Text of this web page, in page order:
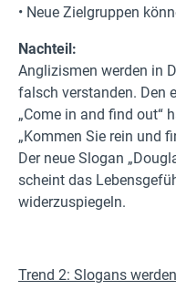
• Neue Zielgruppen
Nachteil:
Anglizismen werden in
falsch verstanden. Den
„Come in and find out“
„Kommen Sie rein und
Der neue Slogan
scheint das
widerzuspiegeln.
Trend 2: Slogans